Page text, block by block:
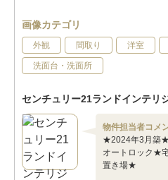
画像カテゴリ
外観 間取り 洋室
洗面台・洗面所
センチュリー21ランドインテリ
物件担当者コメ
★2024年3月築
オートロック★
置き場★